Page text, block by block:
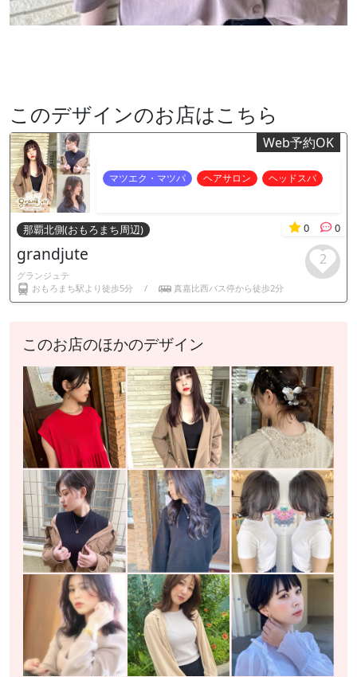
このデザインのお店はこちら
Web予約OK
マツエク・マツパ ヘアサロン ヘッドスパ
那覇北側(おもろまち周辺) 0 0
grandjute
グランジュテ
おもろまち駅より徒歩5分
/ 真嘉比西バス停から徒歩2分
2
このお店のほかのデザイン